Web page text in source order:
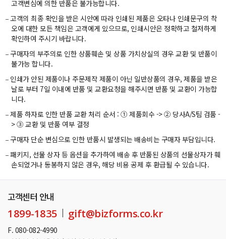
고객변심에 의한 반품은 불가능합니다.
고객의 최종 확인을 받은 시안에 따라 인쇄된 제품은 오타나 인쇄문구의 착
오에 대한 모든 책임은 고객에게 있으므로, 인쇄시안은 정확하고 철저하게
확인하여 주시기 바랍니다.
구매자의 부주의로 인한 상품훼손 및 상품 가치상실의 경우 교환 및 반품이
불가능 합니다.
인쇄가 안된 제품이나 주문제작 제품이 아닌 일반상품의 경우, 제품을 받은
날로 부터 7일 이내에 반품 및 교환요청을 해주시면 반품 및 교환이 가능합
니다.
제품 하자로 인한 반품 교환 처리 순서 : ① 제품회수 -> ② 당사A/S팀 검품 -
> ③ 교환 및 반품 여부 결정
구매자 단순 변심으로 인한 반품시 발생되는 배송비는 구매자 부담입니다.
패키지, 선물 상자 등 옵션을 추가하여 배송 후 반품된 상품의 선물상자가 훼
손되었거나 동봉하지 않은 경우, 해당 비용 공제 후 환급될 수 있습니다.
고객센터 안내
1899-1835 gift@bizforms.co.kr
F. 080-082-4990